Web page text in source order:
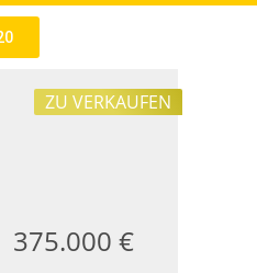
ZU VERKAUFEN
375.000 €